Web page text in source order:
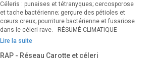
Céleris : punaises et tétranyques; cercosporose
et tache bactérienne; gerçure des pétioles et
cœurs creux; pourriture bactérienne et fusariose
dans le céleri-rave. RÉSUMÉ CLIMATIQUE
Lire la suite
RAP - Réseau Carotte et céleri